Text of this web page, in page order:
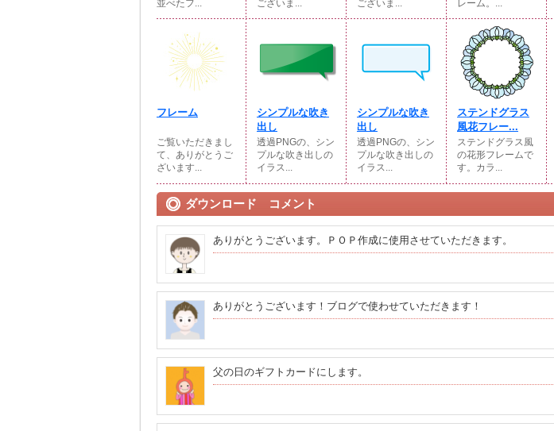
並べたフ...
ございま...
ございま...
レーム。...
フレーム
ご覧いただきまし
て、ありがとうご
ざいます...
シンプルな吹き
出し
透過PNGの、シン
プルな吹き出しの
イラス...
シンプルな吹き
出し
透過PNGの、シン
プルな吹き出しの
イラス...
ステンドグラス
風花フレー...
ステンドグラス風
の花形フレームで
す。カラ...
ダウンロード コメント
ありがとうございます。ＰＯＰ作成に使用させていただきます。
ありがとうございます！ブログで使わせていただきます！
父の日のギフトカードにします。